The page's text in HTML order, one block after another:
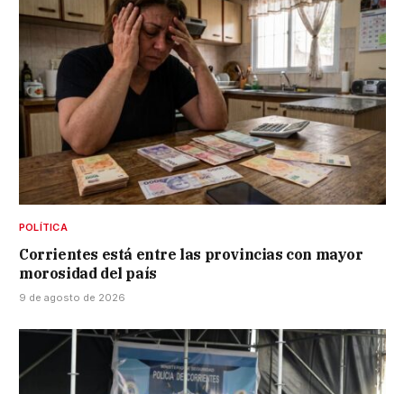
POLÍTICA
Corrientes está entre las provincias con mayor
morosidad del país
9 de agosto de 2026